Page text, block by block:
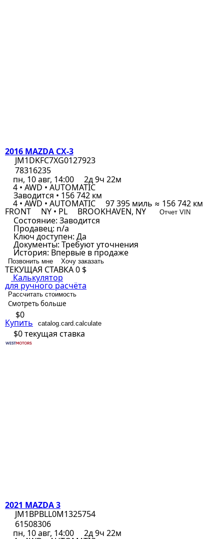
2016 MAZDA CX-3
JM1DKFC7XG0127923
78316235
пн, 10 авг, 14:00
2д 9ч 22м
4 • AWD • AUTOMATIC
Заводится • 156 742 км
4 • AWD • AUTOMATIC 97 395 миль ≈ 156 742 км
FRONT NY • PL BROOKHAVEN, NY Отчет VIN
Состояние: Заводится
Продавец: n/a
Ключ доступен: Да
Документы: Требуют уточнения
История: Впервые в продаже
Позвонить мне Хочу заказать
ТЕКУЩАЯ СТАВКА0 $
Калькулятор
для ручного расчёта
Рассчитать стоимость
Смотреть больше
$0
Купить catalog.card.calculate
$0текущая ставка
2021 MAZDA 3
JM1BPBLL0M1325754
61508306
пн, 10 авг, 14:00
2д 9ч 22м